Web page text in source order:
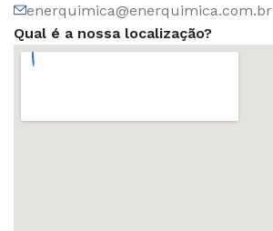
enerquimica@enerquimica.com.br
Qual é a nossa localização?